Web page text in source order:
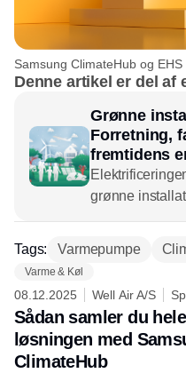
Samsung ClimateHub og
Denne artikel er del af
Grønne
Forretning,
fremtidens
grønne
el- og vvs-
fremtidens
batterier til
Tags: Varmepumpe
Varme & Køl
08.12.2025 Well Air A/S
Sådan samler du
løsningen med
ClimateHub